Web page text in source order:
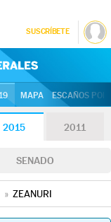
SUSCRÍBETE
MAPA ESCAÑOS
2015 2011
SENADO
» ZEANURI